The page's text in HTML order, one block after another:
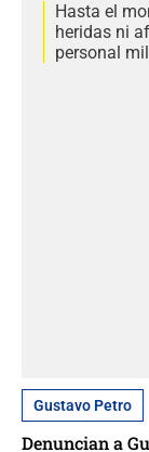
Hasta el
heridas ni
personal
Gustavo Petro
Denuncian a